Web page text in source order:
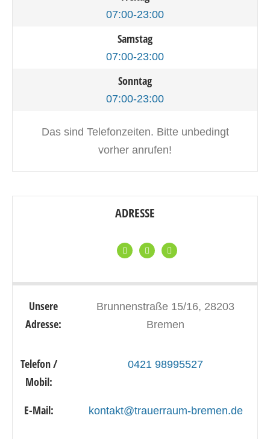
07:00-23:00
Samstag
07:00-23:00
Sonntag
07:00-23:00
Das sind Telefonzeiten. Bitte unbedingt
vorher anrufen!
ADRESSE
Unsere
Adresse:
Brunnenstraße 15/16, 28203
Bremen
Telefon /
Mobil:
0421 98995527
E-Mail: kontakt@trauerraum-bremen.de